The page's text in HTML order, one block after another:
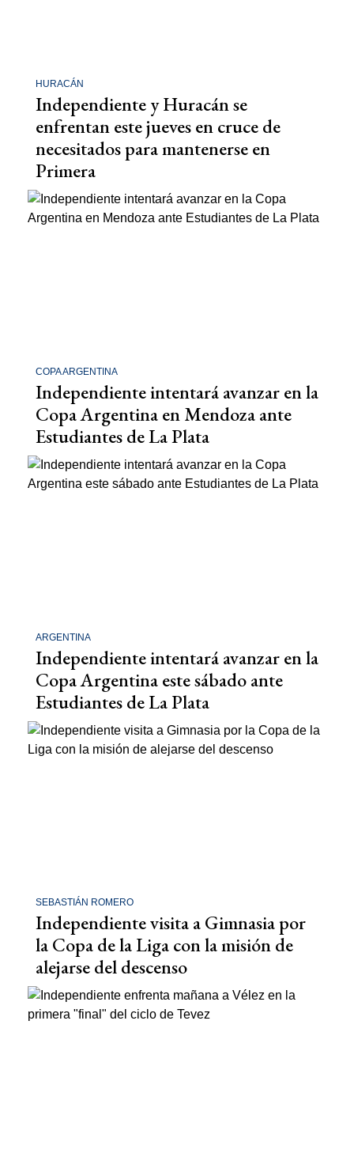
HURACÁN
Independiente y Huracán se
enfrentan este jueves en cruce de
necesitados para mantenerse en
Primera
COPA ARGENTINA
Independiente intentará avanzar en la
Copa Argentina en Mendoza ante
Estudiantes de La Plata
ARGENTINA
Independiente intentará avanzar en la
Copa Argentina este sábado ante
Estudiantes de La Plata
SEBASTIÁN ROMERO
Independiente visita a Gimnasia por
la Copa de la Liga con la misión de
alejarse del descenso